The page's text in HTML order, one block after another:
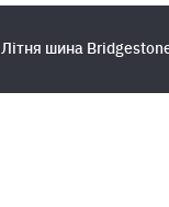
Літня шина